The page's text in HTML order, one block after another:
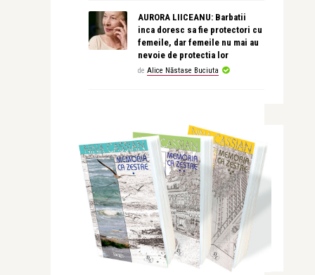
AURORA LIICEANU: Barbatii
inca doresc sa fie protectori cu
femeile, dar femeile nu mai au
nevoie de protectia lor
de Alice Năstase Buciuta